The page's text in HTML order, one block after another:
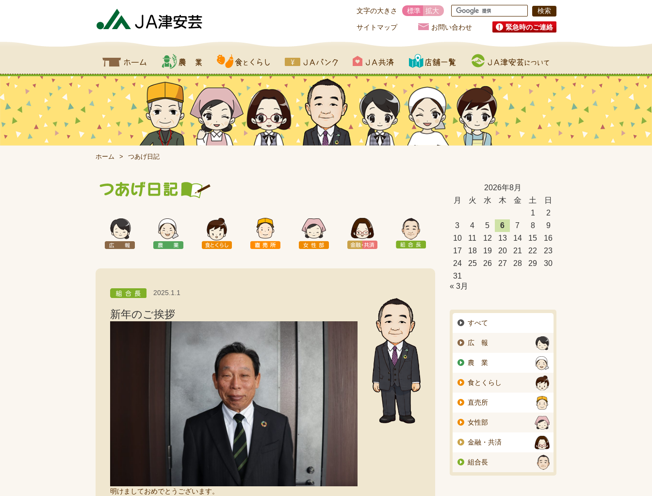
ホーム 農業 食とくらし JAバンク JA共済 店舗一覧 JA津安芸について
文字の大きさ 標準 拡大
サイトマップ お問い合わせ 緊急時のご連絡
ホーム つあげ日記
2025.1.1
新年のご挨拶
明けましておめでとうございます。
2026年8月
月
火 水 木 金 土
日
1
2
3
4 5 6 7 8
9
10
11 12 13 14 15
16
17
18 19 20 21 22
23
24
25 26 27 28 29
30
31
« 3月
すべて
広 報
農 業
食とくらし
直売所
女性部
金融・共済
組合長